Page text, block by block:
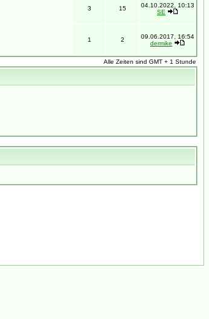
3 15
04.10.2022, 10:13
SE
1 2
09.06.2017, 16:54
dermike
Alle Zeiten sind GMT + 1 Stunde